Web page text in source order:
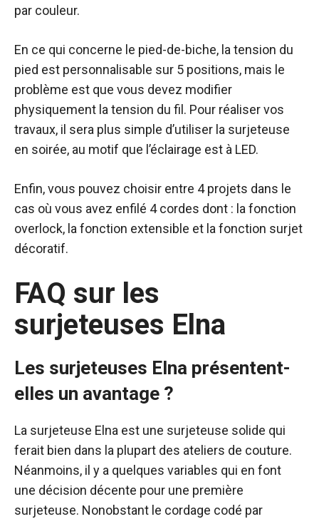
par couleur.
En ce qui concerne le pied-de-biche, la tension du
pied est personnalisable sur 5 positions, mais le
problème est que vous devez modifier
physiquement la tension du fil. Pour réaliser vos
travaux, il sera plus simple d’utiliser la surjeteuse
en soirée, au motif que l’éclairage est à LED.
Enfin, vous pouvez choisir entre 4 projets dans le
cas où vous avez enfilé 4 cordes dont : la fonction
overlock, la fonction extensible et la fonction surjet
décoratif.
FAQ sur les
surjeteuses Elna
Les surjeteuses Elna présentent-
elles un avantage ?
La surjeteuse Elna est une surjeteuse solide qui
ferait bien dans la plupart des ateliers de couture.
Néanmoins, il y a quelques variables qui en font
une décision décente pour une première
surjeteuse. Nonobstant le cordage codé par